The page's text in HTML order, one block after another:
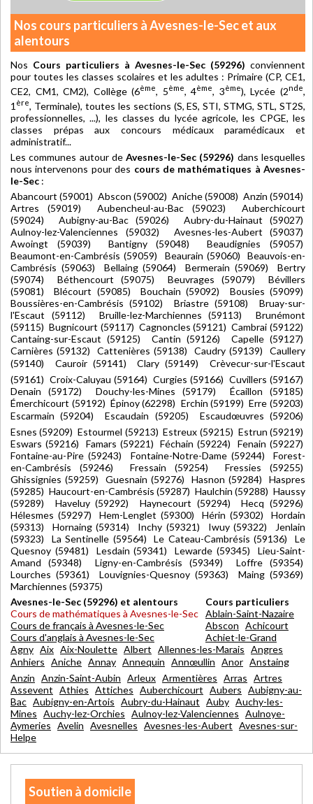
Nos cours particuliers à Avesnes-le-Sec et aux
alentours
Nos Cours particuliers à Avesnes-le-Sec (59296) conviennent
pour toutes les classes scolaires et les adultes : Primaire (CP, CE1,
CE2, CM1, CM2), Collège (6ème, 5ème, 4ème, 3ème), Lycée (2nde,
1 ère, Terminale), toutes les sections (S, ES, STI, STMG, STL, ST2S,
professionnelles, ...), les classes du lycée agricole, les CPGE, les
classes prépas aux concours médicaux paramédicaux et
administratif...
Les communes autour deAvesnes-le-Sec (59296) dans lesquelles
nous intervenons pour des cours de mathématiques à Avesnes-
le-Sec :
Abancourt (59001) Abscon (59002) Aniche (59008) Anzin (59014)
Artres (59019) Aubencheul-au-Bac (59023) Auberchicourt
(59024) Aubigny-au-Bac (59026) Aubry-du-Hainaut (59027)
Aulnoy-lez-Valenciennes (59032) Avesnes-les-Aubert (59037)
Awoingt (59039) Bantigny (59048) Beaudignies (59057)
Beaumont-en-Cambrésis (59059) Beaurain (59060) Beauvois-en-
Cambrésis (59063) Bellaing (59064) Bermerain (59069) Bertry
(59074) Béthencourt (59075) Beuvrages (59079) Bévillers
(59081) Blécourt (59085) Bouchain (59092) Bousies (59099)
Boussières-en-Cambrésis (59102) Briastre (59108) Bruay-sur-
l'Escaut (59112) Bruille-lez-Marchiennes (59113) Brunémont
(59115) Bugnicourt (59117) Cagnoncles (59121) Cambrai (59122)
Cantaing-sur-Escaut (59125) Cantin (59126) Capelle (59127)
Carnières (59132) Cattenières (59138) Caudry (59139) Caullery
(59140) Cauroir (59141) Clary (59149) Crèvecur-sur-l'Escaut
(59161) Croix-Caluyau (59164) Curgies (59166) Cuvillers (59167)
Denain (59172) Douchy-les-Mines (59179) Écaillon (59185)
Émerchicourt (59192) Épinoy (62298) Erchin (59199) Erre (59203)
Escarmain (59204) Escaudain (59205) Escaudœuvres (59206)
Esnes (59209) Estourmel (59213) Estreux (59215) Estrun (59219)
Eswars (59216) Famars (59221) Féchain (59224) Fenain (59227)
Fontaine-au-Pire (59243) Fontaine-Notre-Dame (59244) Forest-
en-Cambrésis (59246) Fressain (59254) Fressies (59255)
Ghissignies (59259) Guesnain (59276) Hasnon (59284) Haspres
(59285) Haucourt-en-Cambrésis (59287) Haulchin (59288) Haussy
(59289) Haveluy (59292) Haynecourt (59294) Hecq (59296)
Hélesmes (59297) Hem-Lenglet (59300) Hérin (59302) Hordain
(59313) Hornaing (59314) Inchy (59321) Iwuy (59322) Jenlain
(59323) La Sentinelle (59564) Le Cateau-Cambrésis (59136) Le
Quesnoy (59481) Lesdain (59341) Lewarde (59345) Lieu-Saint-
Amand (59348) Ligny-en-Cambrésis (59349) Loffre (59354)
Lourches (59361) Louvignies-Quesnoy (59363) Maing (59369)
Marchiennes (59375)
Avesnes-le-Sec (59296) et alentours
Cours de mathématiques à Avesnes-le-Sec
Cours de français à Avesnes-le-Sec
Cours d'anglais à Avesnes-le-Sec
Cours particuliers
Ablain-Saint-Nazaire
Abscon Achicourt
Achiet-le-Grand
Agny Aix Aix-Noulette Albert Allennes-les-Marais Angres
Anhiers Aniche Annay Annequin Annœullin Anor Anstaing
Anzin Anzin-Saint-Aubin Arleux Armentières Arras Artres
Assevent Athies Attiches Auberchicourt Aubers Aubigny-au-
Bac Aubigny-en-Artois Aubry-du-Hainaut Auby Auchy-les-
Mines Auchy-lez-Orchies Aulnoy-lez-Valenciennes Aulnoye-
Aymeries Avelin Avesnelles Avesnes-les-Aubert Avesnes-sur-
Helpe
Soutien à domicile